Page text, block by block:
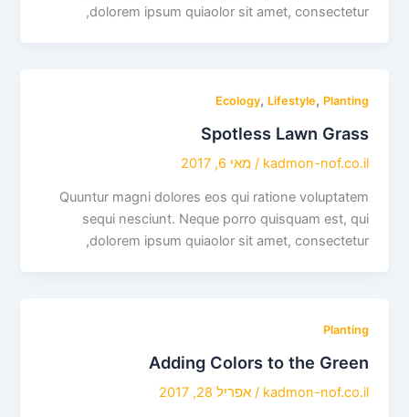
dolorem ipsum quiaolor sit amet, consectetur,
Ecology, Lifestyle, Planting
Spotless Lawn Grass
kadmon-nof.co.il
/מאי 6, 2017
Quuntur magni dolores eos qui ratione voluptatem
sequi nesciunt. Neque porro quisquam est, qui
dolorem ipsum quiaolor sit amet, consectetur,
Planting
Adding Colors to the Green
kadmon-nof.co.il
/אפריל 28, 2017